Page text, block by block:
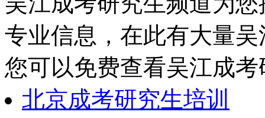
专业信息，在此有大量
您可以免费查看吴江成
北京成考研究生培训